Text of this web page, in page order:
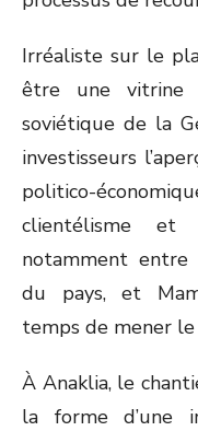
Irréaliste sur le
être une
soviétique de la
investisseurs
politico-
clientélisme et
notamment entre
du pays, et
temps de mener
À Anaklia, le
la forme d’une